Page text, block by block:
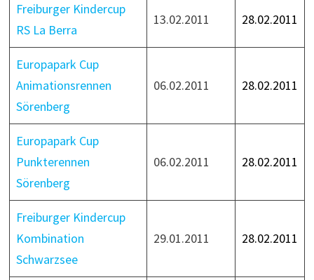
Freiburger Kindercup
RS La Berra
13.02.2011 28.02.2011
Europapark Cup
Animationsrennen
Sörenberg
06.02.2011 28.02.2011
Europapark Cup
Punkterennen
Sörenberg
06.02.2011 28.02.2011
Freiburger Kindercup
Kombination
Schwarzsee
29.01.2011 28.02.2011